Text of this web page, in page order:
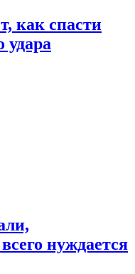
как спасти
удара
нуждается